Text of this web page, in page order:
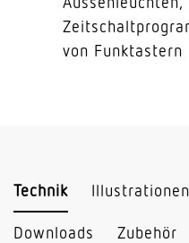
von Funktastern
Technik Illustrationen
Downloads Zubehör